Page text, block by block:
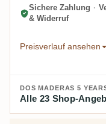
Sichere Zahlung ·
& Widerruf
Preisverlauf ansehen
DOS MADERAS 5
Alle 23 Shop-